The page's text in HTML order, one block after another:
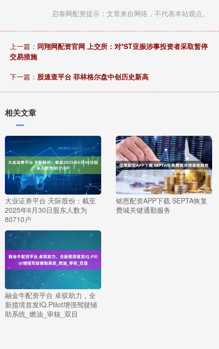
启泰网配资提示：文章来自网络，不代表本站观点。
上一篇： 同翔网配资官网 上交所：对*ST亚振涉事投资者采取暂停
交易措施
下一篇： 股速查平台 菲林格尔盘中创历史新高
相关文章
大业证券平台 天际股份：截至
2025年6月30日股东人数为
80710户
铭恩配资APP下载 SEPTA恢复
费城关键通勤服务
融金牛配资平台 卓驭助力，全
新揽境首发IQ.Plilot增强驾驶辅
助系统_燃油_审核_双目